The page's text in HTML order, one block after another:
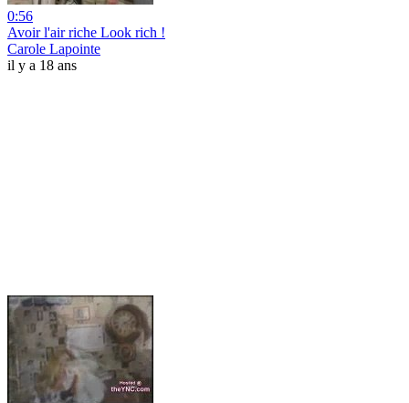
0:56
Avoir l'air riche Look rich !
Carole Lapointe
il y a 18 ans